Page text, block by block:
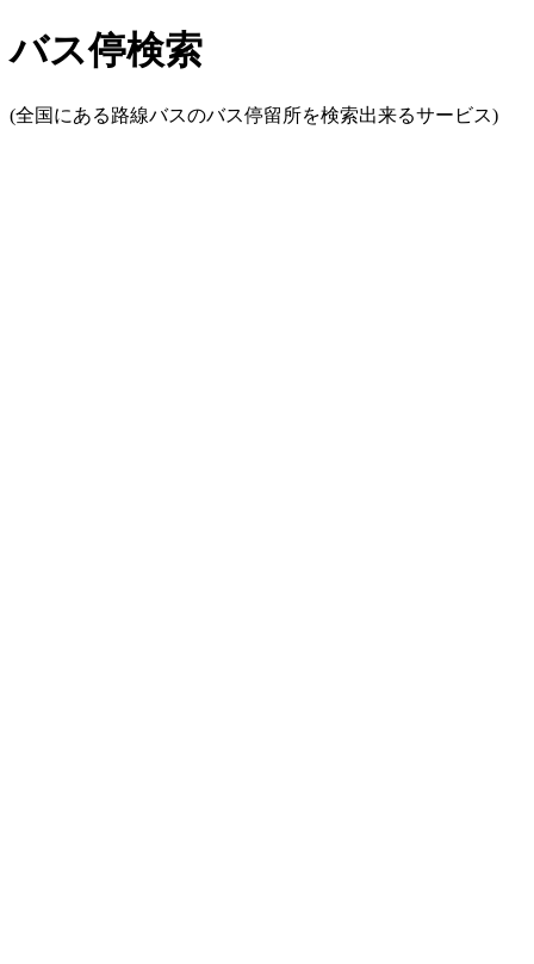
バス停検索
(全国にある路線バスのバス停留所を検索出来るサービス)